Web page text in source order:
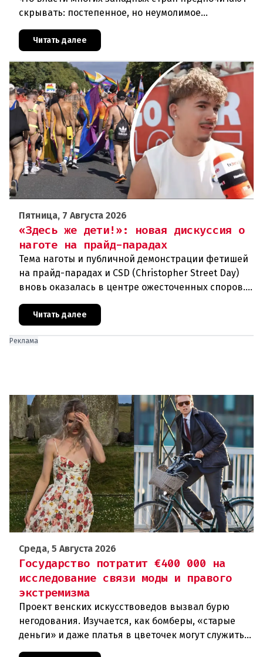
скрывать: постепенное, но неумолимое
сокращение численности населения
европейского происхождения. «Часы замен
Читать далее
Пятница, 7 Августа 2026
«Здесь же дети!»: новая дискуссия о
наготе на прайд-парадах
Тема наготы и публичной демонстрации фетишей
на прайд-парадах и CSD (Christopher Street Day)
вновь оказалась в центре ожесточенных споров.
То, что для многих представителей ЛГБТК+
является выражением
Читать далее
Реклама
Среда, 5 Августа 2026
Государство потратит €400 000 на
исследование связи моды и правого
экстремизма
Проект венских искусствоведов вызвал бурю
негодования. Изучается, как бомберы, «старые
деньги» и даже платья в цветочек могут служить
инструментом пропаганды. Оппоненты требуют